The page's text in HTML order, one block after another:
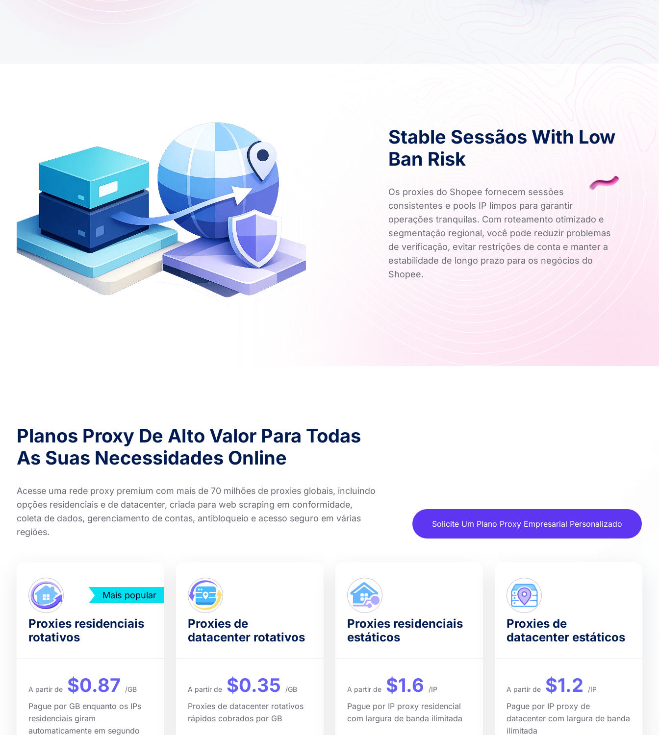
Stable Sessãos With Low
Ban Risk
Os proxies do Shopee fornecem sessões
consistentes e pools IP limpos para garantir
operações tranquilas. Com roteamento otimizado e
segmentação regional, você pode reduzir problemas
de verificação, evitar restrições de conta e manter a
estabilidade de longo prazo para os negócios do
Shopee.
Planos Proxy De Alto Valor Para Todas
As Suas Necessidades Online
Acesse uma rede proxy premium com mais de 70 milhões de proxies globais, incluindo
opções residenciais e de datacenter, criada para web scraping em conformidade,
coleta de dados, gerenciamento de contas, antibloqueio e acesso seguro em várias
regiões.
Solicite Um Plano Proxy Empresarial Personalizado
Mais popular
Proxies residenciais
rotativos
A partir de $0.87 /GB
Pague por GB enquanto os IPs
residenciais giram
automaticamente em segundo
Proxies de
datacenter rotativos
A partir de $0.35 /GB
Proxies de datacenter rotativos
rápidos cobrados por GB
Proxies residenciais
estáticos
A partir de $1.6 /IP
Pague por IP proxy residencial
com largura de banda ilimitada
Proxies de
datacenter estáticos
A partir de $1.2 /IP
Pague por IP proxy de
datacenter com largura de banda
ilimitada